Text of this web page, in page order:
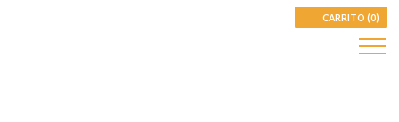
CARRITO (0)